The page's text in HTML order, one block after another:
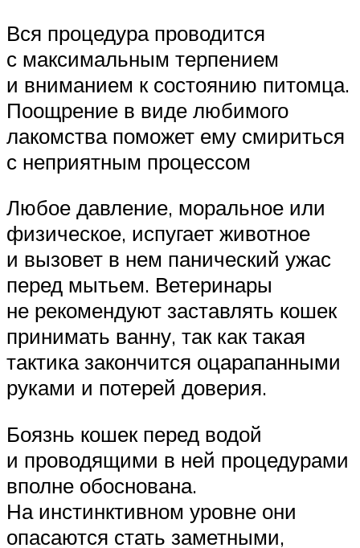
Вся процедура проводится
с максимальным терпением
и вниманием к состоянию питомца.
Поощрение в виде любимого
лакомства поможет ему смириться
с неприятным процессом
Любое давление, моральное или
физическое, испугает животное
и вызовет в нем панический ужас
перед мытьем. Ветеринары
не рекомендуют заставлять кошек
принимать ванну, так как такая
тактика закончится оцарапанными
руками и потерей доверия.
Боязнь кошек перед водой
и проводящими в ней процедурами
вполне обоснована.
На инстинктивном уровне они
опасаются стать заметными,